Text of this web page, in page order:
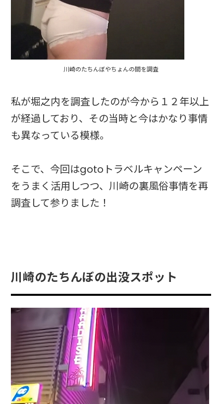
川崎のたちんぼやちょんの間を調査
私が堀之内を調査したのが今から１２年以上
が経過しており、その当時と今はかなり事情
も異なっている模様。
そこで、今回はgotoトラベルキャンペーン
をうまく活用しつつ、川崎の裏風俗事情を再
調査して参りました！
川崎のたちんぼの出没スポット